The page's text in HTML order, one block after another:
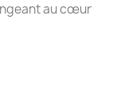
au cœur